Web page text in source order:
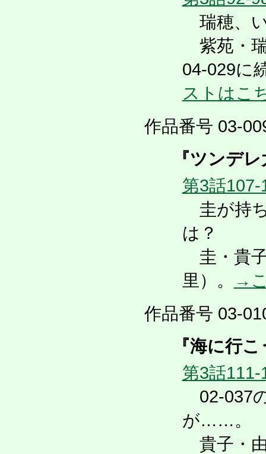
瑞穂、
紫苑・
04-029に
ストはこ
作品番号 03-
『ツンデ
第3話107-
圭が持
は？
圭・貴
里）。
→
作品番号 03-
『海に行
第3話111-
02-037
が……。
貴子・